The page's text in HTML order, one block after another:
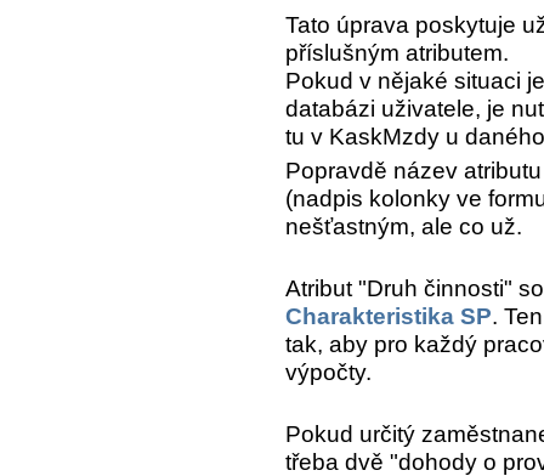
Tato úprava poskytuje
příslušným atributem.
Pokud v nějaké situaci
databázi uživatele, je
tu v KaskMzdy u
Popravdě název
(nadpis kolonky ve
nešťastným, ale co už.
Atribut "Druh činnosti"
Charakteristika SP.
tak, aby pro každý
výpočty.
Pokud určitý
třeba dvě "dohody o